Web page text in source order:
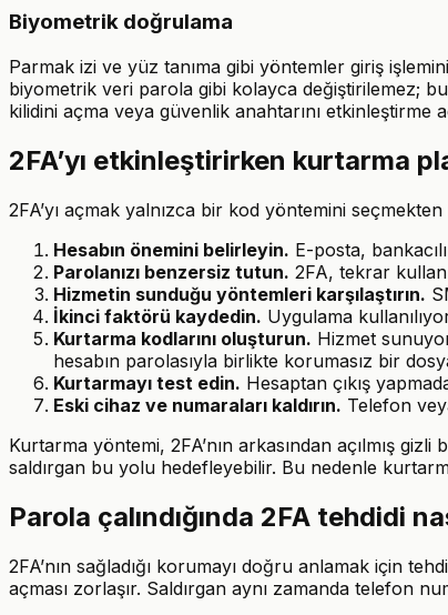
Biyometrik doğrulama
Parmak izi ve yüz tanıma gibi yöntemler giriş
biyometrik veri parola gibi kolayca değiştirilemez;
kilidini açma veya güvenlik anahtarını etkinleştirme
2FA’yı etkinleştirirken kurtarma
2FA’yı açmak yalnızca bir kod yöntemini
Hesabın önemini belirleyin. E-posta,
Parolanızı benzersiz tutun. 2FA, tekrar
Hizmetin sunduğu yöntemleri karşılaştırın.
İkinci faktörü kaydedin. Uygulama
Kurtarma kodlarını oluşturun. Hizmet
hesabın parolasıyla birlikte korumasız bir
Kurtarmayı test edin. Hesaptan çıkış
Eski cihaz ve numaraları kaldırın. Telefon
Kurtarma yöntemi, 2FA’nın arkasından açılmış
saldırgan bu yolu hedefleyebilir. Bu nedenle
Parola çalındığında 2FA tehdidi
2FA’nın sağladığı korumayı doğru anlamak için
açması zorlaşır. Saldırgan aynı zamanda telefon